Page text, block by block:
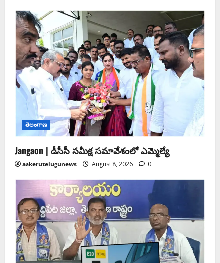
తెలంగాణ
Jangaon | డీసీసీ సమీక్ష సమావేశంలో ఎమ్మెల్యే
aakerutelugunews August 8, 2026 0